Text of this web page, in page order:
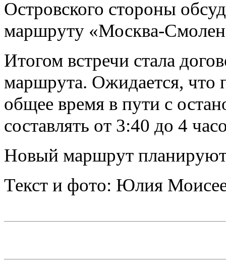
Островского стороны
маршруту «Москва-
Итогом встречи стала
маршрута. Ожидается, что
общее время в пути с
составлять от 3:40 до 4
Новый маршрут
Текст и фото: Юлия